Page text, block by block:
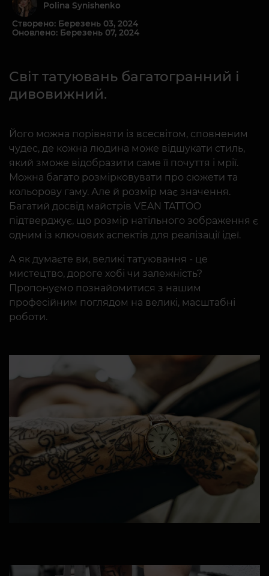
Polina Synishenko
Створено: Березень 03, 2024
Оновлено: Березень 07, 2024
Світ татуювань багатогранний і
дивовижний.
Його можна порівняти із всесвітом, сповненим
чудес, де кожна людина може відшукати стиль,
який зможе відобразити саме її почуття і мрії.
Можна багато розмірковувати про сюжети та
кольорову гаму. Але й розмір має значення.
Багатий досвід майстрів VEAN TATTOO
підтверджує, що розмір натільного зображення є
одним із ключових аспектів для реалізації ідеї.
А як думаєте ви, великі татуювання - це
мистецтво, дороге хобі чи залежність?
Пропонуємо познайомитися з нашим
професійним поглядом на великі, масштабні
роботи.